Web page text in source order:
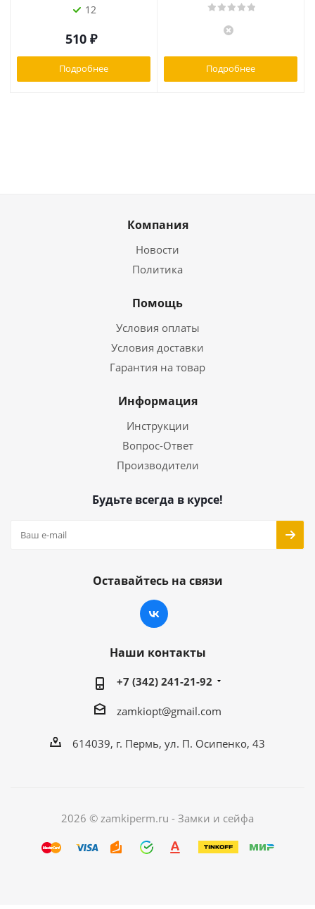
12
510 ₽
Подробнее Подробнее
Компания
Новости
Политика
Помощь
Условия оплаты
Условия доставки
Гарантия на товар
Информация
Инструкции
Вопрос-Ответ
Производители
Будьте всегда в курсе!
Оставайтесь на связи
Наши контакты
+7 (342) 241-21-92
zamkiopt@gmail.com
614039, г. Пермь, ул. П. Осипенко, 43
2026 © zamkiperm.ru - Замки и сейфа